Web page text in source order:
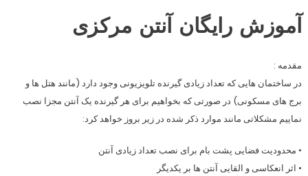
آموزش رایگان آنتن مرکزی
مقدمه :
در ساختمان هایی که تعداد زیادی گیرنده تلویزیونی وجود دارد (مانند هتل ها و
برج های مسکونی) در صورتی که بخواهیم برای هر گیرنده یک آنتن مجزا نصب
نماییم مشکلاتی مانند موارد ذکر شده در زیر بروز خواهد کرد:
• محدودیت فضایی پشت بام برای نصب تعداد زیادی آنتن
• اثر انعکاسی و القایی آنتن ها بر یکدیگر